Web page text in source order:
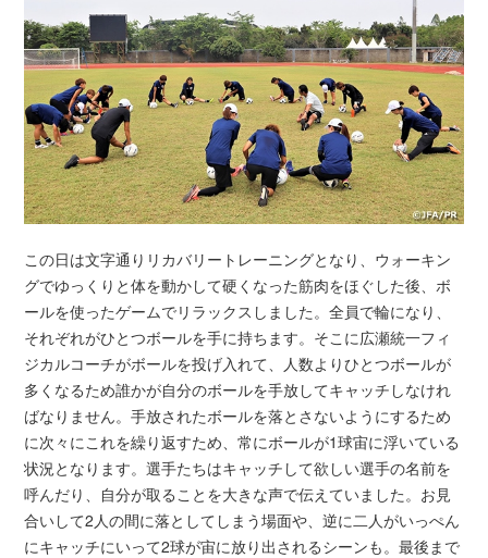
この日は文字通りリカバリートレーニングとなり、ウォーキン
グでゆっくりと体を動かして硬くなった筋肉をほぐした後、ボ
ールを使ったゲームでリラックスしました。全員で輪になり、
それぞれがひとつボールを手に持ちます。そこに広瀬統一フィ
ジカルコーチがボールを投げ入れて、人数よりひとつボールが
多くなるため誰かが自分のボールを手放してキャッチしなけれ
ばなりません。手放されたボールを落とさないようにするため
に次々にこれを繰り返すため、常にボールが1球宙に浮いている
状況となります。選手たちはキャッチして欲しい選手の名前を
呼んだり、自分が取ることを大きな声で伝えていました。お見
合いして2人の間に落としてしまう場面や、逆に二人がいっぺん
にキャッチにいって2球が宙に放り出されるシーンも。最後まで